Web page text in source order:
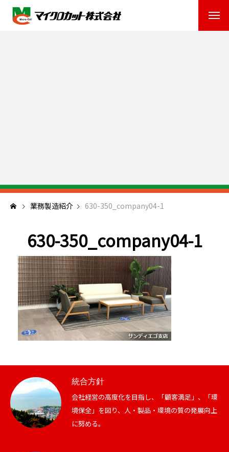
業務製造紹介 630-350_company04-1
630-350_company04-1
統合方針
会社経営の高度化を目指し、「顧客満足」、「環
境保全」を図り、人・製品・環境の質の発展向上
に努める。